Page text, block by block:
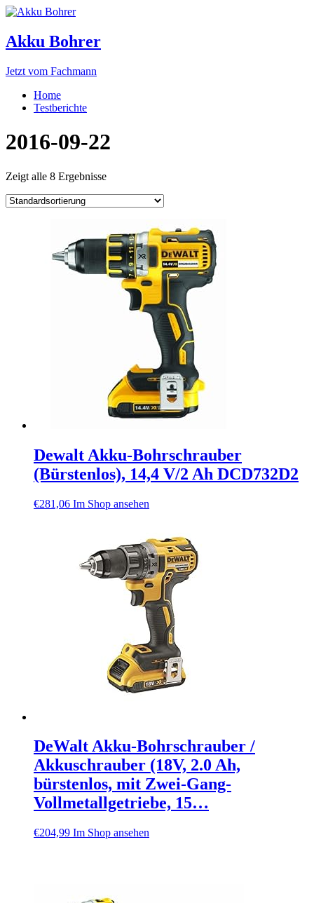
Akku Bohrer
Jetzt vom Fachmann
Home
Testberichte
2016-09-22
Zeigt alle 8 Ergebnisse
Dewalt Akku-Bohrschrauber
(Bürstenlos), 14,4 V/2 Ah DCD732D2
€281,06 Im Shop ansehen
DeWalt Akku-Bohrschrauber /
Akkuschrauber (18V, 2.0 Ah,
bürstenlos, mit Zwei-Gang-
Vollmetallgetriebe, 15…
€204,99 Im Shop ansehen